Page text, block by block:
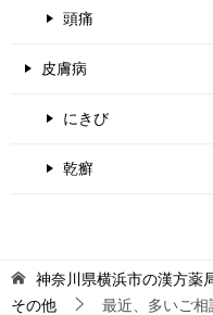
頭痛
皮膚病
にきび
乾癬
神奈川県横浜市の漢方
その他
最近、多いご相